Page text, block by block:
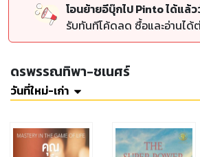
โอนย้ายอีบุ๊กไป Pinto ได้แล้
รับทันทีโค้ดลด ซื้อและอ่านได้
ดรพรรณทิพา-ชเนศร์
วันที่ใหม่-เก่า